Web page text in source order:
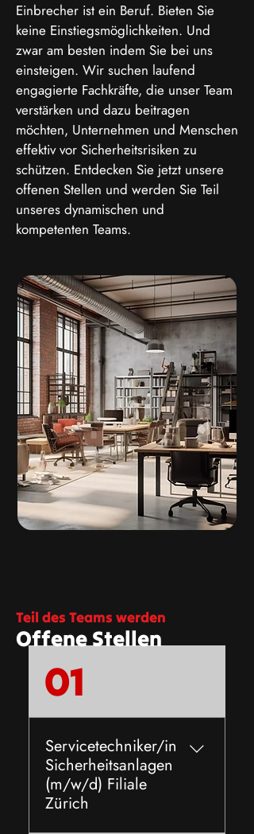
Einbrecher ist ein Beruf. Bieten Sie
keine Einstiegsmöglichkeiten. Und
zwar am besten indem Sie bei uns
einsteigen. Wir suchen laufend
engagierte Fachkräfte, die unser Team
verstärken und dazu beitragen
möchten, Unternehmen und Menschen
effektiv vor Sicherheitsrisiken zu
schützen. Entdecken Sie jetzt unsere
offenen Stellen und werden Sie Teil
unseres dynamischen und
kompetenten Teams.
01
Servicetechniker/in
Sicherheitsanlagen
(m/w/d) Filiale
Zürich
Teil des Teams werden
Offene Stellen